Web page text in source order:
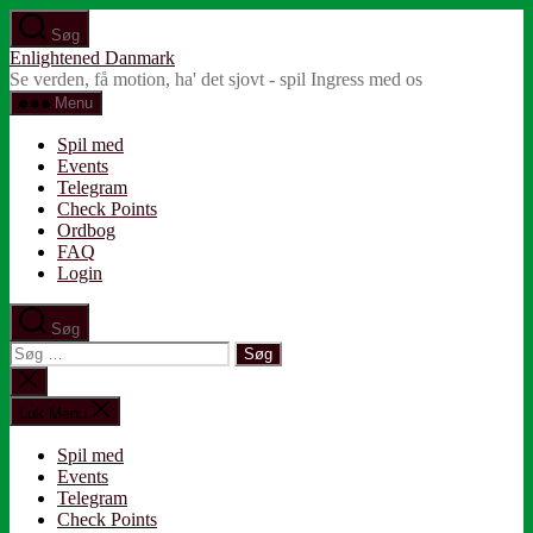
Spring
til
indholdet
Søg
Enlightened Danmark
Se verden, få motion, ha' det sjovt - spil Ingress med os
Menu
Spil med
Events
Telegram
Check Points
Ordbog
FAQ
Login
Søg
Søg
efter:
Luk
søgning
Luk Menu
Spil med
Events
Telegram
Check Points